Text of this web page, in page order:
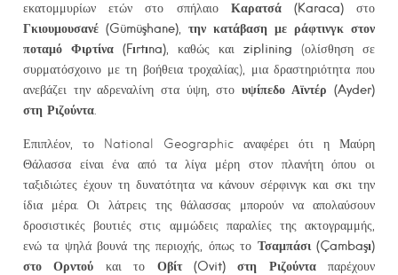
εκατομμυρίων ετών στο σπήλαιο Καρατσά (Karaca)στο
Γκιουμουσανέ (Gümüşhane)
την κατάβαση με ράφτινγκ στον
ποταμό Φιρτίνα (Fırtına) , καθώς και ziplining (ολίσθηση σε
συρματόσχοινο με τη βοήθεια τροχαλίας), μια δραστηριότητα που
ανεβάζει την αδρεναλίνη στα ύψη, στο υψίπεδο Αϊντέρ (Ayder)
στη Ριζούντα
Επιπλέον, το National Geographic αναφέρει ότι η Μαύρη
Θάλασσα είναι ένα από τα λίγα μέρη στον πλανήτη όπου οι
ταξιδιώτες έχουν τη δυνατότητα να κάνουν σέρφινγκ και σκι την
ίδια μέρα. Οι λάτρεις της θάλασσας μπορούν να απολαύσουν
δροσιστικές βουτιές στις αμμώδεις παραλίες της ακτογραμμής,
ενώ τα ψηλά βουνά της περιοχής, όπως το Τσαμπάσι (Çambaşı)
στο Ορντού και το Οβίτ (Ovit) στη Ριζούντα παρέχουν